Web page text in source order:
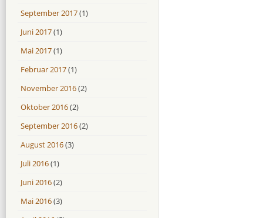
September 2017(1)
Juni 2017(1)
Mai 2017(1)
Februar 2017(1)
November 2016(2)
Oktober 2016(2)
September 2016(2)
August 2016(3)
Juli 2016(1)
Juni 2016(2)
Mai 2016(3)